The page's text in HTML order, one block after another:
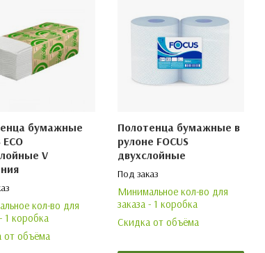
бумажные
ECO
V
кол-во для
1 коробка
от объёма
Полотенца бумажные в
рулоне FOCUS
двухслойные
Под заказ
Минимальное кол-во для
заказа - 1 коробка
Скидка от объёма